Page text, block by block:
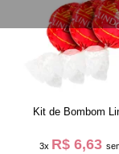
Kit de Bombom
3x R$ 6,63